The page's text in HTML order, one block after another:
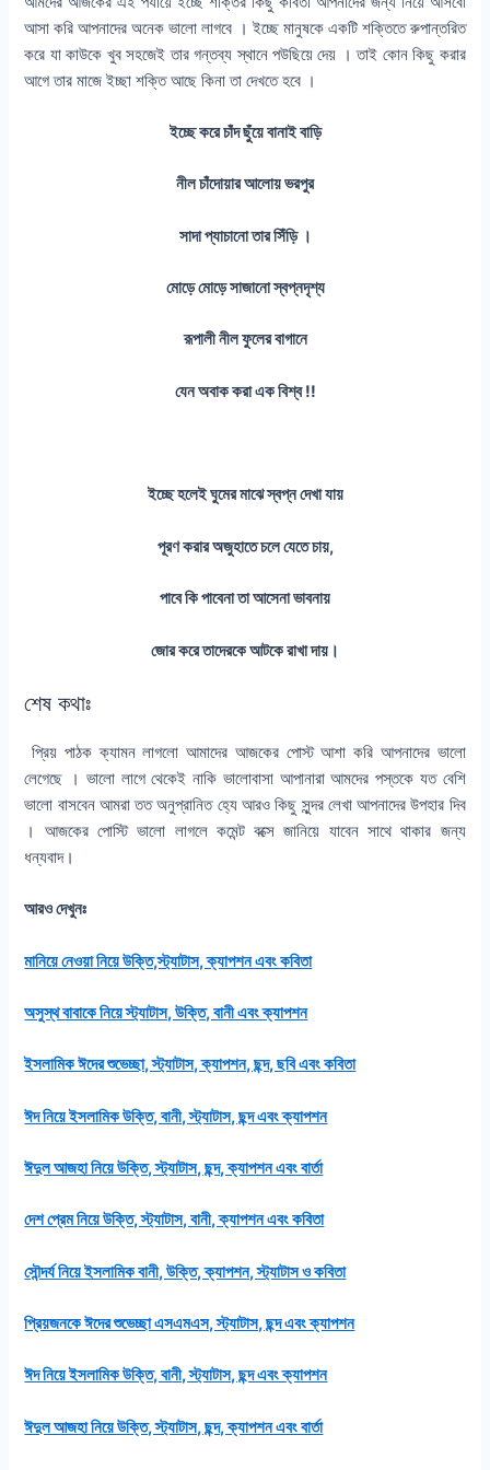
আসা করি আপনাদের অনেক ভালো লাগবে । ইচ্ছে মানুষকে একটি শক্তিতে রুপান্তরিত
করে যা কাউকে খুব সহজেই তার গন্তব্য স্থানে পউছিয়ে দেয় । তাই কোন কিছু করার
আগে তার মাজে ইচ্ছা শক্তি আছে কিনা তা দেখতে হবে ।
ইচ্ছে করে চাঁদ ছুঁয়ে বানাই বাড়ি
নীল চাঁদোয়ার আলোয় ভরপুর
সাদা প্যাচানো তার সিঁড়ি ।
মোড়ে মোড়ে সাজানো স্বপ্নদৃশ্য
রূপালী নীল ফুলের বাগানে
যেন অবাক করা এক বিশ্ব !!
ইচ্ছে হলেই ঘুমের মাঝে স্বপ্ন দেখা যায়
পূরণ করার অজুহাতে চলে যেতে চায়,
পাবে কি পাবেনা তা আসেনা ভাবনায়
জোর করে তাদেরকে আটকে রাখা দায়।
শেষ কথাঃ
প্রিয় পাঠক ক্যামন লাগলো আমাদের আজকের পোস্ট আশা করি আপনাদের ভালো
লেগেছে । ভালো লাগে থেকেই নাকি ভালোবাসা আপানারা আমদের পস্তকে যত বেশি
ভালো বাসবেন আমরা তত অনুপ্রানিত হ্যে আরও কিছু সুন্দর লেখা আপনাদের উপহার দিব
। আজকের পোস্টি ভালো লাগলে কমেন্ট বক্সে জানিয়ে যাবেন সাথে থাকার জন্য
ধন্যবাদ।
আরও দেখুনঃ
মানিয়ে নেওয়া নিয়ে উক্তি,স্ট্যাটাস, ক্যাপশন এবং কবিতা
অসুস্থ বাবাকে নিয়ে স্ট্যাটাস, উক্তি, বানী এবং ক্যাপশন
ইসলামিক ঈদের শুভেচ্ছা, স্ট্যাটাস, ক্যাপশন, ছন্দ, ছবি এবং কবিতা
ঈদ নিয়ে ইসলামিক উক্তি, বানী, স্ট্যাটাস, ছন্দ এবং ক্যাপশন
ঈদুল আজহা নিয়ে উক্তি, স্ট্যাটাস, ছন্দ, ক্যাপশন এবং বার্তা
দেশ প্রেম নিয়ে উক্তি, স্ট্যাটাস, বানী, ক্যাপশন এবং কবিতা
সৌন্দর্য নিয়ে ইসলামিক বানী, উক্তি, ক্যাপশন, স্ট্যাটাস ও কবিতা
প্রিয়জনকে ঈদের শুভেচ্ছা এসএমএস, স্ট্যাটাস, ছন্দ এবং ক্যাপশন
ঈদ নিয়ে ইসলামিক উক্তি, বানী, স্ট্যাটাস, ছন্দ এবং ক্যাপশন
ঈদুল আজহা নিয়ে উক্তি, স্ট্যাটাস, ছন্দ, ক্যাপশন এবং বার্তা